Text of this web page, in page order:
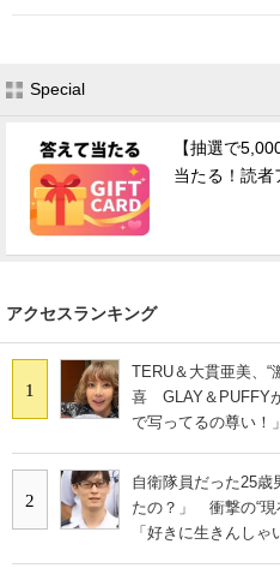
Special
【抽選で
当たる！読者
アクセスランキング
1
TERU＆大貫亜美、“
喜 GLAY＆PUFFY
で写ってるの尊い！」
2
自衛隊員だった25
たの？」 衝撃の“現
「好きに生きんしゃ